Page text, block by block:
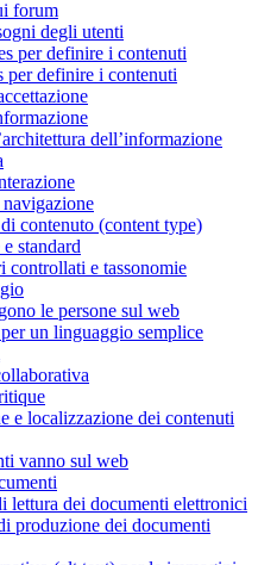
forum
degli utenti
per definire i contenuti
per definire i contenuti
dell’informazione
contenuto (content type)
standard
controllati e tassonomie
le persone sul web
un linguaggio semplice
e localizzazione dei contenuti
vanno sul web
lettura dei documenti elettronici
produzione dei documenti